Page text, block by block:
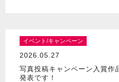
イベント/キャンペーン
2026.05.27
写真投稿キャンペーン入賞作
発表です！